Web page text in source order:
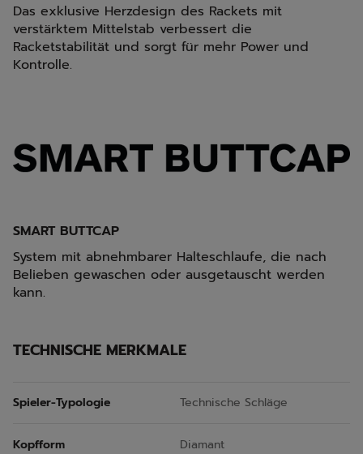
Das exklusive Herzdesign des Rackets mit
verstärktem Mittelstab verbessert die
Racketstabilität und sorgt für mehr Power und
Kontrolle.
SMART BUTTCAP
System mit abnehmbarer Halteschlaufe, die nach
Belieben gewaschen oder ausgetauscht werden
kann.
TECHNISCHE MERKMALE
Spieler-Typologie Technische Schläge
Kopfform Diamant